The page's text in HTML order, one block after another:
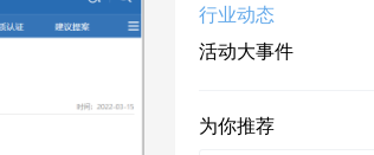
行业动态
活动大事件
为你推荐